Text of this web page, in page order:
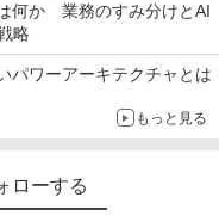
何か 業務のすみ分けとAI
略
パワーアーキテクチャとは
もっと見る
ローする